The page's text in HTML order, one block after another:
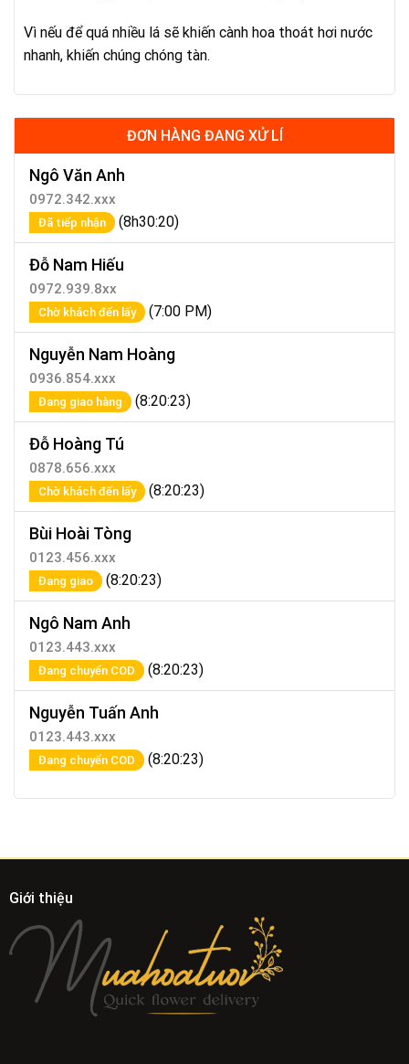
Vì nếu để quá nhiều lá sẽ khiến cành hoa thoát hơi nước
nhanh, khiến chúng chóng tàn.
ĐƠN HÀNG ĐANG XỬ LÍ
Ngô Văn Anh
0972.342.xxx
Đã tiếp nhận (8h30:20)
Đỗ Nam Hiếu
0972.939.8xx
Chờ khách đến lấy (7:00 PM)
Nguyễn Nam Hoàng
0936.854.xxx
Đang giao hàng (8:20:23)
Đỗ Hoàng Tú
0878.656.xxx
Chờ khách đến lấy (8:20:23)
Bùi Hoài Tòng
0123.456.xxx
Đang giao (8:20:23)
Ngô Nam Anh
0123.443.xxx
Đang chuyển COD (8:20:23)
Nguyễn Tuấn Anh
0123.443.xxx
Đang chuyển COD (8:20:23)
Giới thiệu